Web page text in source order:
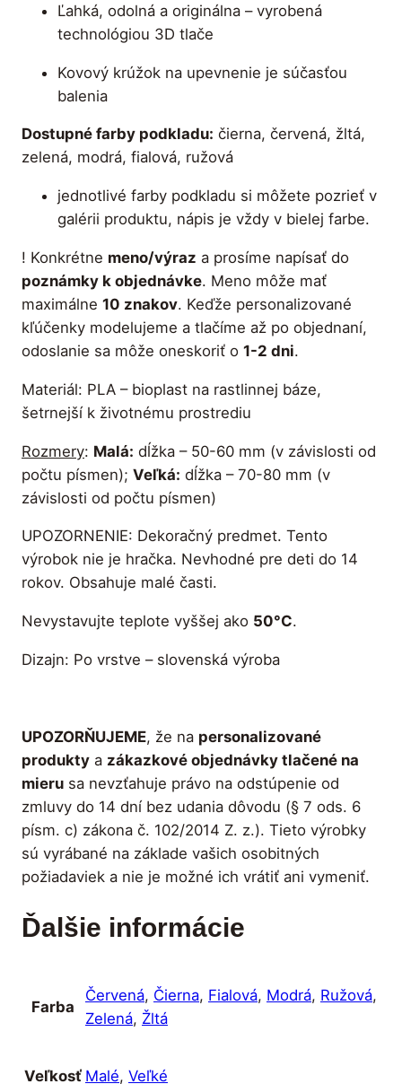
h
r
o
u
g
h
5
.
4
0
€
e
r
a
l
i
z
o
a
n
á
e
o
(
m
l
á
ľ
k
á
)
Ľahká, odolná a originálna – vyrobená
technológiou 3D tlače
Kovový krúžok na upevnenie je súčasťou
balenia
Dostupné farby podkladu: čierna, červená, žltá,
zelená, modrá, fialová, ružová
jednotlivé farby podkladu si môžete pozrieť v
galérii produktu, nápis je vždy v bielej farbe.
! Konkrétne meno/výraz a prosíme napísať do
poznámky k objednávke. Meno môže mať
maximálne 10 znakov. Keďže personalizované
kľúčenky modelujeme a tlačíme až po objednaní,
odoslanie sa môže oneskoriť o 1-2 dni.
Materiál: PLA – bioplast na rastlinnej báze,
šetrnejší k životnému prostrediu
Rozmery: Malá: dĺžka – 50-60 mm (v závislosti od
počtu písmen); Veľká: dĺžka – 70-80 mm (v
závislosti od počtu písmen)
UPOZORNENIE: Dekoračný predmet. Tento
výrobok nie je hračka. Nevhodné pre deti do 14
rokov. Obsahuje malé časti.
Nevystavujte teplote vyššej ako 50°C.
Dizajn: Po vrstve – slovenská výroba
UPOZORŇUJEME, že na personalizované
produkty a zákazkové objednávky tlačené na
mieru sa nevzťahuje právo na odstúpenie od
zmluvy do 14 dní bez udania dôvodu (§ 7 ods. 6
písm. c) zákona č. 102/2014 Z. z.). Tieto výrobky
sú vyrábané na základe vašich osobitných
požiadaviek a nie je možné ich vrátiť ani vymeniť.
Ďalšie informácie
Farba
Červená, Čierna, Fialová, Modrá, Ružová,
Zelená, Žltá
Veľkosť Malé, Veľké